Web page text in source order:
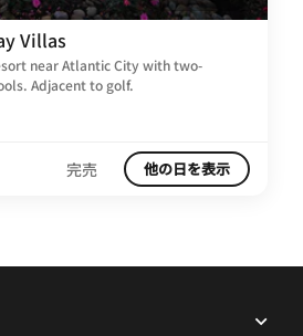
Villas
near Atlantic City with two-
Adjacent to golf.
完売 他の日を表示